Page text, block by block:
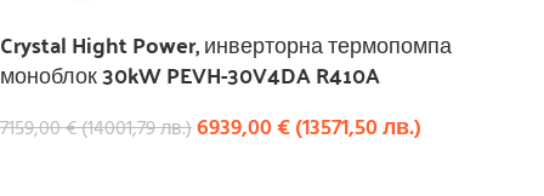
Crystal Hight Power, инверторна термопомпа
моноблок 30kW PEVH-30V4DA R410A
7159,00€(14001,79лв.)6939,00€(13571,50лв.)